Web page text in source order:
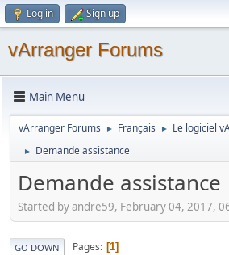
Log in Sign up
vArranger Forums
Main Menu
vArranger Forums ► Français ► Le logiciel
► Demande assistance
Demande assistance
Started by andre59, February 04, 2017,
GO DOWN Pages 1